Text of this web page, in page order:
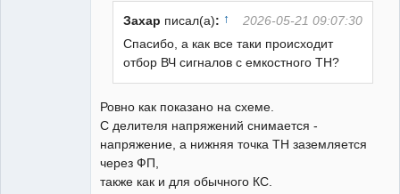
Захар писал(а): ↑
2026-05-21 09:07:30
Спасибо, а как все таки происходит
отбор ВЧ сигналов с емкостного ТН?
Ровно как показано на схеме.
С делителя напряжений снимается -
напряжение, а нижняя точка ТН заземляется
через ФП,
также как и для обычного КС.